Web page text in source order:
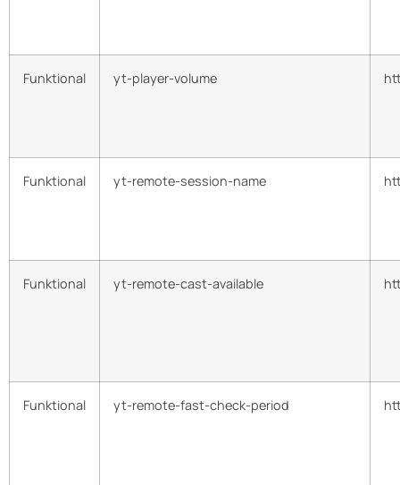
Funktional yt-player-volume
Funktional yt-remote-session-name
Funktional yt-remote-cast-available
Funktional yt-remote-fast-check-period